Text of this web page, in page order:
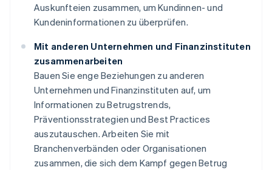
Auskunfteien zusammen, um Kundinnen- und
Kundeninformationen zu überprüfen.
Mit anderen Unternehmen und Finanzinstituten
zusammenarbeiten
Bauen Sie enge Beziehungen zu anderen
Unternehmen und Finanzinstituten auf, um
Informationen zu Betrugstrends,
Präventionsstrategien und Best Practices
auszutauschen. Arbeiten Sie mit
Branchenverbänden oder Organisationen
zusammen, die sich dem Kampf gegen Betrug